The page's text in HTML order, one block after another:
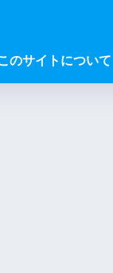
のサイトについて